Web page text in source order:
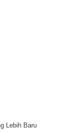
Lebih Baru